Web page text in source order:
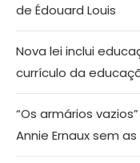
de Édouard Louis
Nova lei inclui
currículo da
“Os armários
Annie Ernaux sem